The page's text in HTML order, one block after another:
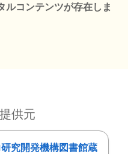
ルコンテンツが存在しま
供元
究開発機構図書館蔵